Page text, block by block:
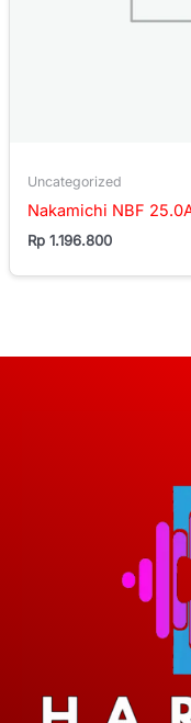
Uncategorized
Nakamichi NBF
Rp 1.196.800